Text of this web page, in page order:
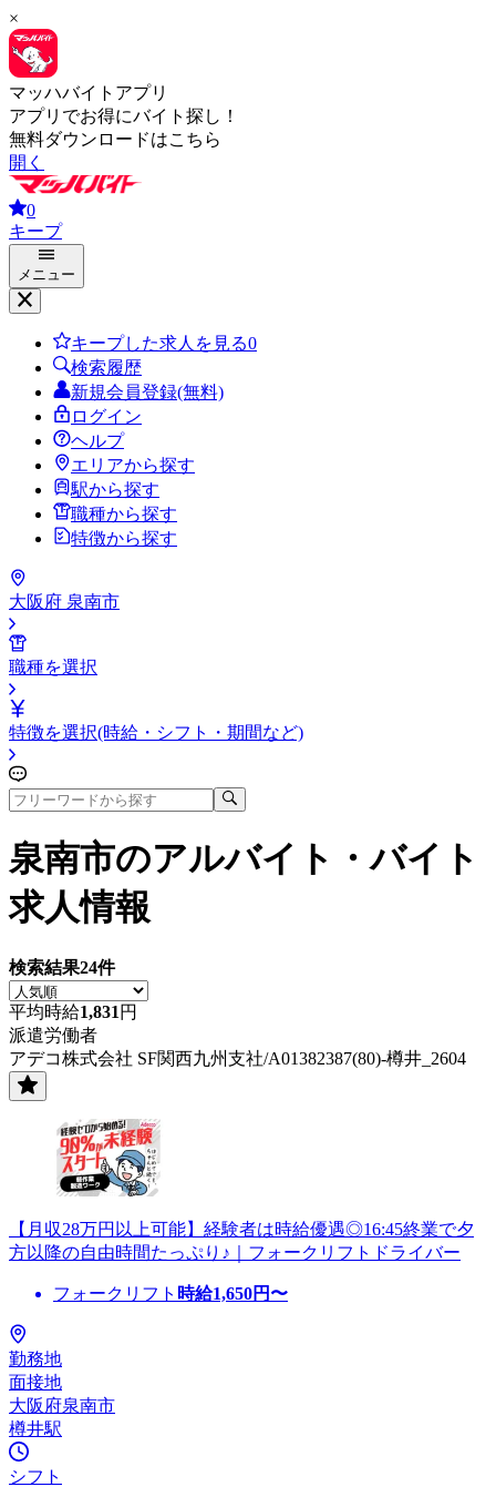
×
マッハバイトアプリ
アプリでお得にバイト探し！
無料ダウンロードはこちら
開く
0
キープ
メニュー
キープした求人を見る0
検索履歴
新規会員登録(無料)
ログイン
ヘルプ
エリアから探す
駅から探す
職種から探す
特徴から探す
大阪府 泉南市
職種を選択
特徴を選択(時給・シフト・期間など)
泉南市のアルバイト・バイト
求人情報
検索結果24件
平均時給1,831 円
派遣労働者
アデコ株式会社 SF関西九州支社/A01382387(80)-樽井_2604
【月収28万円以上可能】経験者は時給優遇◎16:45終業で夕
方以降の自由時間たっぷり♪｜フォークリフトドライバー
フォークリフト 時給1,650円〜
勤務地
面接地
大阪府泉南市
樽井駅
シフト